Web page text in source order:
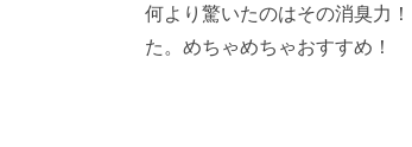
何より驚いたのはその消臭力
た。めちゃめちゃおすすめ！